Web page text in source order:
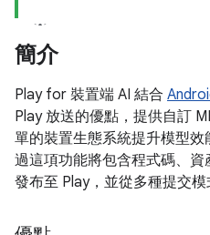
簡介
Play for 裝置端 AI 結合
Play 放送的優點，提供自訂
單的裝置生態系統提升模型
過這項功能將包含程式碼、
發布至 Play，並從多種提交模